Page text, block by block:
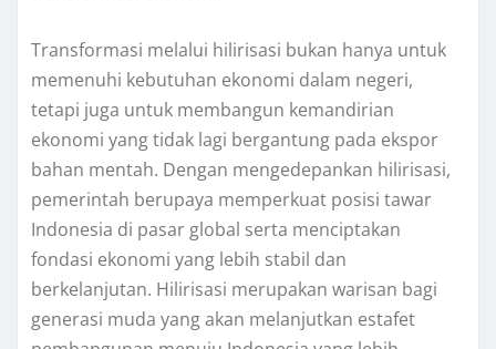
Transformasi melalui hilirisasi bukan hanya untuk
memenuhi kebutuhan ekonomi dalam negeri,
tetapi juga untuk membangun kemandirian
ekonomi yang tidak lagi bergantung pada ekspor
bahan mentah. Dengan mengedepankan hilirisasi,
pemerintah berupaya memperkuat posisi tawar
Indonesia di pasar global serta menciptakan
fondasi ekonomi yang lebih stabil dan
berkelanjutan. Hilirisasi merupakan warisan bagi
generasi muda yang akan melanjutkan estafet